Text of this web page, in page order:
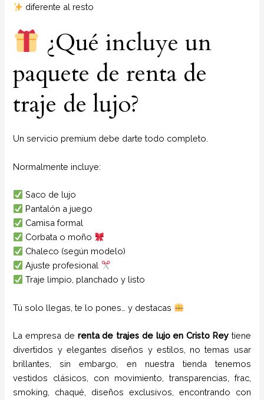
diferente al resto
¿Qué incluye un
paquete de renta de
traje de lujo?
Un servicio premium debe darte todo completo.
Normalmente incluye:
Saco de lujo
Pantalón a juego
Camisa formal
Corbata o moño
Chaleco (según modelo)
Ajuste profesional
Traje limpio, planchado y listo
Tú solo llegas, te lo pones… y destacas
La empresa de renta de trajes de lujo enCristo Rey tiene
divertidos y elegantes diseños y estilos,
no temas usar
brillantes, sin embargo, en nuestra tienda tenemos
vestidos clásicos, con movimiento, transparencias, frac,
smoking, chaqué, diseños exclusivos, encontrando con